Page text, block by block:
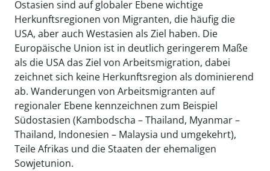
Ostasien sind auf globaler Ebene wichtige
Herkunftsregionen von Migranten, die häufig die
USA, aber auch Westasien als Ziel haben. Die
Europäische Union ist in deutlich geringerem Maße
als die USA das Ziel von Arbeitsmigration, dabei
zeichnet sich keine Herkunftsregion als dominierend
ab. Wanderungen von Arbeitsmigranten auf
regionaler Ebene kennzeichnen zum Beispiel
Südostasien (Kambodscha – Thailand, Myanmar –
Thailand, Indonesien – Malaysia und umgekehrt),
Teile Afrikas und die Staaten der ehemaligen
Sowjetunion.